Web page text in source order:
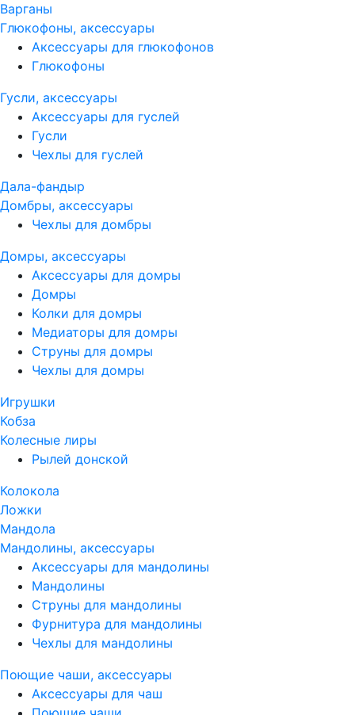
Варганы
Глюкофоны, аксессуары
Аксессуары для глюкофонов
Глюкофоны
Гусли, аксессуары
Аксессуары для гуслей
Гусли
Чехлы для гуслей
Дала-фандыр
Домбры, аксессуары
Чехлы для домбры
Домры, аксессуары
Аксессуары для домры
Домры
Колки для домры
Медиаторы для домры
Струны для домры
Чехлы для домры
Игрушки
Кобза
Колесные лиры
Рылей донской
Колокола
Ложки
Мандола
Мандолины, аксессуары
Аксессуары для мандолины
Мандолины
Струны для мандолины
Фурнитура для мандолины
Чехлы для мандолины
Поющие чаши, аксессуары
Аксессуары для чаш